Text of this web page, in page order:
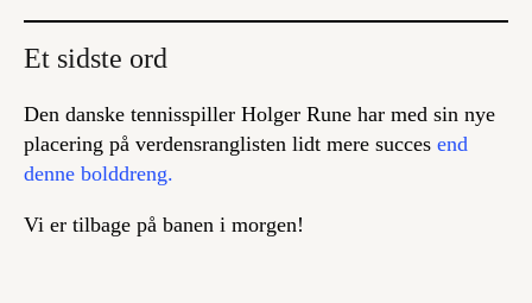
Et sidste ord
Den danske tennisspiller Holger Rune har med sin nye
placering på verdensranglisten lidt mere succes end
denne bolddreng.
Vi er tilbage på banen i morgen!